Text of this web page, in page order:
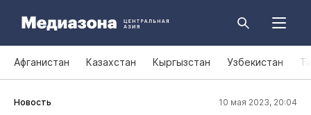
Афганистан Казахстан Кыргызстан Узбекистан
Новость 10 мая 2023, 20:04